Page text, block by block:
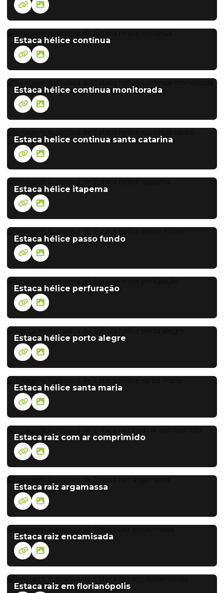
Estaca hélice contínua
Estaca hélice contínua monitorada
Estaca helice continua santa catarina
Estaca hélice itapema
Estaca hélice passo fundo
Estaca hélice perfuração
Estaca hélice porto alegre
Estaca hélice santa maria
Estaca raiz com ar comprimido
Estaca raiz argamassa
Estaca raiz encamisada
Estaca raiz em florianópolis